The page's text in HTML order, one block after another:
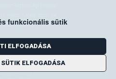
funkcionális sütik
ELFOGADÁSA
ELFOGADÁSA
biztonsági Hivatal
Budapest. Pf. 30.
06-80/263-244
1/ 336-9000